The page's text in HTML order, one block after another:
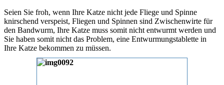
Seien Sie froh, wenn Ihre Katze nicht jede Fliege und Spinne
knirschend verspeist, Fliegen und Spinnen sind Zwischenwirte für
den Bandwurm, Ihre Katze muss somit nicht entwurmt werden und
Sie haben somit nicht das Problem, eine Entwurmungstablette in
Ihre Katze bekommen zu müssen.